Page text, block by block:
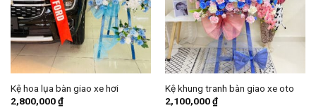
Kệ hoa lụa bàn giao xe hơi
2,800,000₫
Kệ khung tranh bàn giao xe oto
2,100,000₫